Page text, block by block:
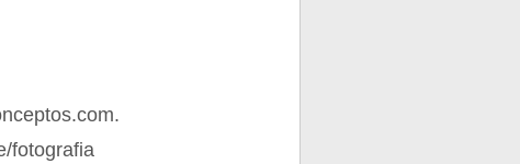
fotografia